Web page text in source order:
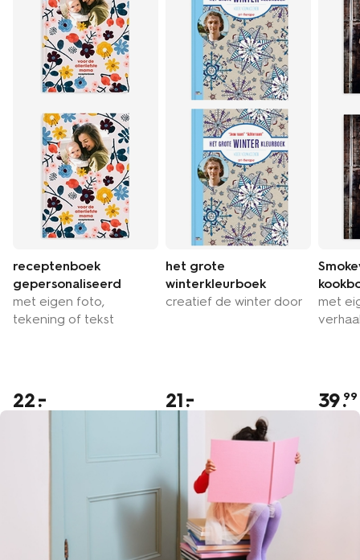
receptenboek
gepersonaliseerd
met eigen foto,
tekening of tekst
22
het grote
winterkleurboek
creatief de winter door
21
met
39.99